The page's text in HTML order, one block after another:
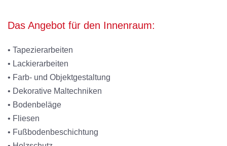
Das Angebot für den Innenraum:
• Tapezierarbeiten
• Lackierarbeiten
• Farb- und Objektgestaltung
• Dekorative Maltechniken
• Bodenbeläge
• Fliesen
• Fußbodenbeschichtung